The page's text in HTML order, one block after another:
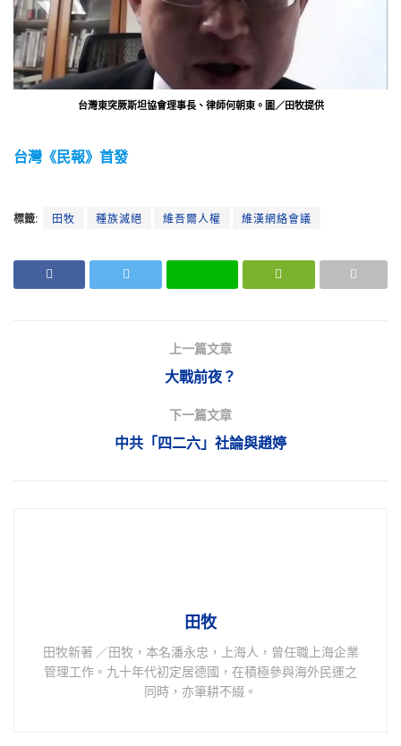
台灣東突厥斯坦協會理事長、律師何朝東。圖／田牧提供
台灣《民報》首發
標籤: 田牧 種族滅絕 維吾爾人權 維漢網絡會議
上一篇文章
大戰前夜？
下一篇文章
中共「四二六」社論與趙婷
田牧
田牧新著 ／田牧，本名潘永忠，上海人，曾任職上海企業
管理工作。九十年代初定居德國，在積極參與海外民運之
同時，亦筆耕不綴。